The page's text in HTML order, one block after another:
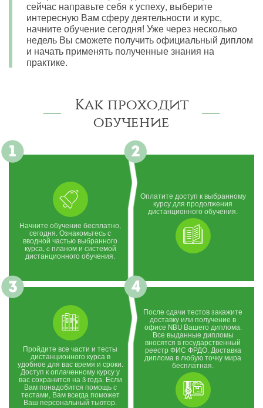
сейчас направьте себя к успеху, выберите
интересную Вам сферу деятельности и курс,
начните обучение сегодня! Уже через несколько
недель Вы сможете получить официальный диплом
и начать применять полученные знания на
практике.
Как проходит
обучение
Начните обучение бесплатно,
сегодня. Ознакомьтесь с
вводной частью выбранного
курса, c планом и системой
дистанционного обучения.
Оплатите доступ к выбранному
курсу для продолжения
дистанционного обучения.
Пройдите все части и тесты
дистанционного курса в
удобное для вас время и сроки.
Доступ к оплаченному курсу у
вас сохранится на 3 года. Если
Вам понадобится помощь с
тестами, Вам всегда поможет
Ваш персональный тьютор.
После сдачи тестов закажите
доставку или получение в
офисе NBU Вашего диплома.
Все выданные дипломы
вносятся в государственный
реестр ФИС ФРДО. Доставка
диплома в любую точку мира
бесплатная.